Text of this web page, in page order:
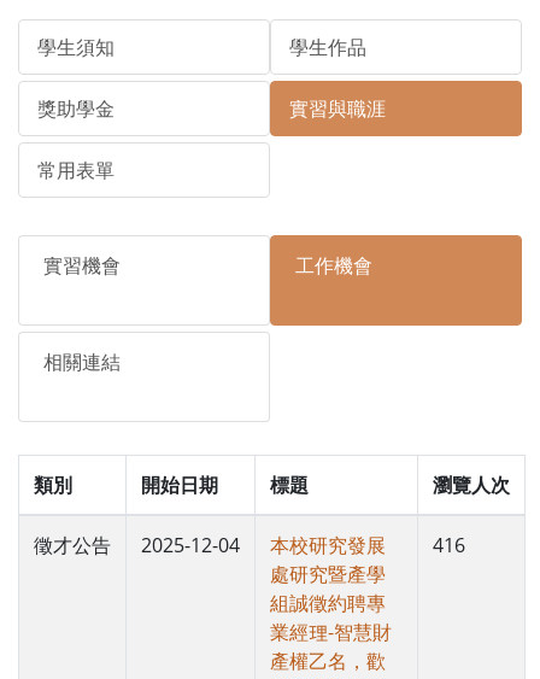
學生須知 學生作品
獎助學金 實習與職涯
常用表單
實習機會 工作機會
相關連結
類別 開始日期 標題 瀏覽人次
徵才公告 2025-12-04
本校研究發展
處研究暨產學
組誠徵約聘專
業經理-智慧財
產權乙名，歡
416